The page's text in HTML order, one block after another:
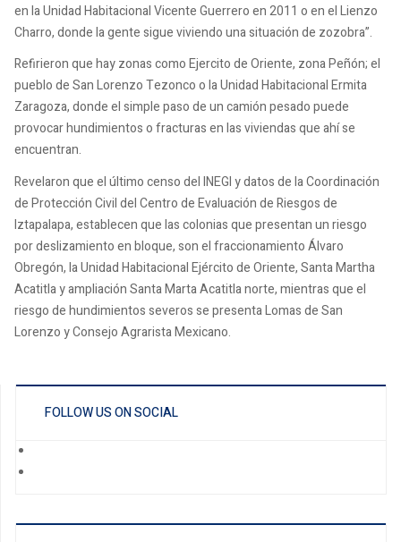
en la Unidad Habitacional Vicente Guerrero en 2011 o en el Lienzo
Charro, donde la gente sigue viviendo una situación de zozobra”.
Refirieron que hay zonas como Ejercito de Oriente, zona Peñón; el
pueblo de San Lorenzo Tezonco o la Unidad Habitacional Ermita
Zaragoza, donde el simple paso de un camión pesado puede
provocar hundimientos o fracturas en las viviendas que ahí se
encuentran.
Revelaron que el último censo del INEGI y datos de la Coordinación
de Protección Civil del Centro de Evaluación de Riesgos de
Iztapalapa, establecen que las colonias que presentan un riesgo
por deslizamiento en bloque, son el fraccionamiento Álvaro
Obregón, la Unidad Habitacional Ejército de Oriente, Santa Martha
Acatitla y ampliación Santa Marta Acatitla norte, mientras que el
riesgo de hundimientos severos se presenta Lomas de San
Lorenzo y Consejo Agrarista Mexicano.
FOLLOW US ON SOCIAL